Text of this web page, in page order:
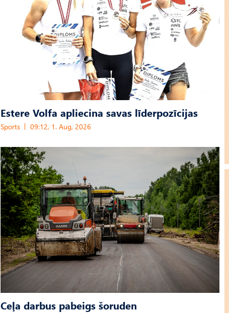
Estere Volfa apliecina savas līderpozīcijas
Sports 09:12, 1. Aug, 2026
Ceļa darbus pabeigs šoruden